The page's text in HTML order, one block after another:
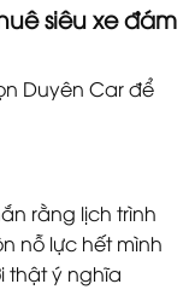
siêu xe đám
Duyên Car để
rằng lịch trình
nỗ lực hết mình
thật ý nghĩa